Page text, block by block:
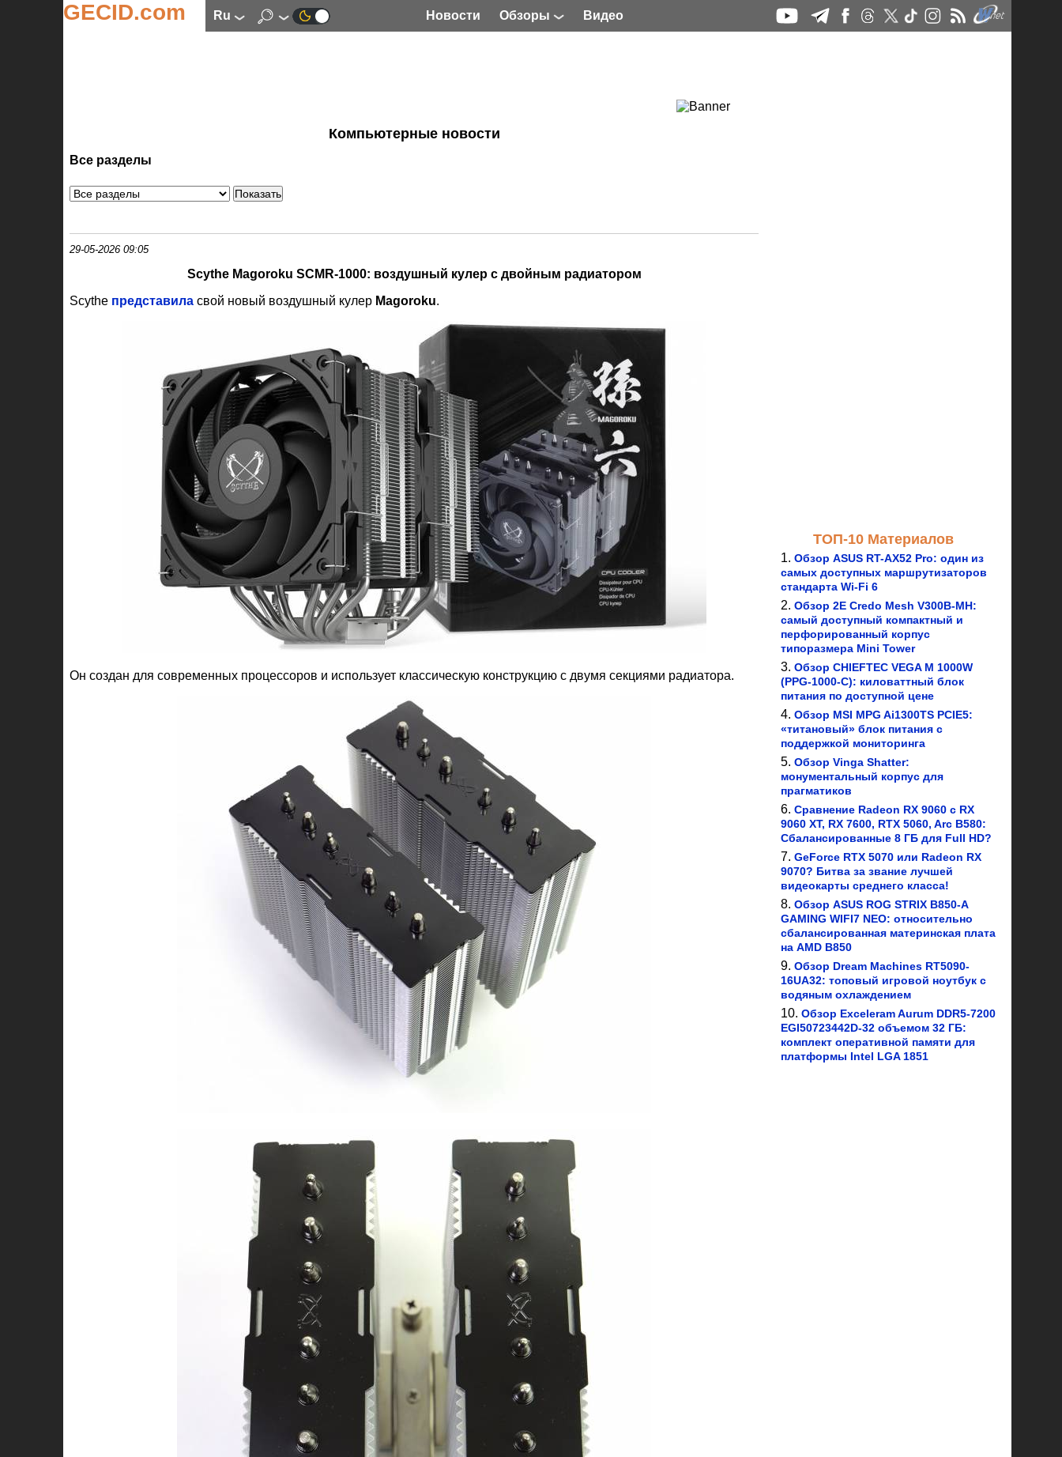
GECID.com ru Новости Обзоры Видео
Компьютерные новости
Все разделы
29-05-2026 09:05
Scythe Magoroku SCMR‑1000: воздушный кулер с двойным радиатором
Scythe представила свой новый воздушный кулер Magoroku.
Он создан для современных процессоров и использует классическую конструкцию с двумя секциями радиатора.
ТОП-10 Материалов
Обзор ASUS RT-AX52 Pro: один из
самых доступных маршрутизаторов
стандарта Wi-Fi 6
Обзор 2E Credo Mesh V300B-MH:
самый доступный компактный и
перфорированный корпус
типоразмера Mini Tower
Обзор CHIEFTEC VEGA M 1000W
(PPG-1000-C): киловаттный блок
питания по доступной цене
Обзор MSI MPG Ai1300TS PCIE5:
«титановый» блок питания с
поддержкой мониторинга
Обзор Vinga Shatter:
монументальный корпус для
прагматиков
Сравнение Radeon RX 9060 с RX
9060 XT, RX 7600, RTX 5060, Arc B580:
Сбалансированные 8 ГБ для Full HD?
GeForce RTX 5070 или Radeon RX
9070? Битва за звание лучшей
видеокарты среднего класса!
Обзор ASUS ROG STRIX B850-A
GAMING WIFI7 NEO: относительно
сбалансированная материнская плата
на AMD B850
Обзор Dream Machines RT5090-
16UA32: топовый игровой ноутбук с
водяным охлаждением
Обзор Exceleram Aurum DDR5-7200
EGI50723442D-32 объемом 32 ГБ:
комплект оперативной памяти для
платформы Intel LGA 1851